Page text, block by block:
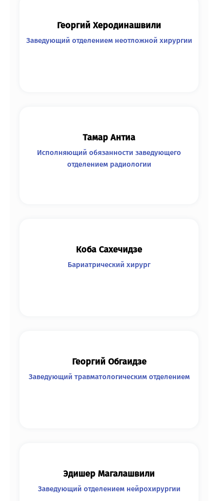
Георгий Херодинашвили
Заведующий отделением неотложной хирургии
Тамар Антиа
Исполняющий обязанности заведующего
отделением радиологии
Коба Сахечидзе
Бариатрический хирург
Георгий Обгаидзе
Заведующий травматологическим отделением
Эдишер Магалашвили
Заведующий отделением нейрохирургии